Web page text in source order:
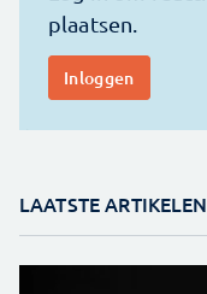
LAATSTE ARTIKELEN